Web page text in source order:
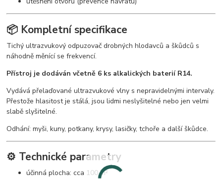
📦 Kompletní specifikace
Tichý ultrazvukový odpuzovač drobných hlodavců a škůdců s
náhodně měnící se frekvencí.
Přístroj je dodáván včetně 6 ks alkalických baterií R14.
Vydává přelaďované ultrazvukové vlny s nepravidelnými intervaly.
Přestože hlasitost je stálá, jsou lidmi neslyšitelné nebo jen velmi
slabě slyšitelné.
Odhání: myši, kuny, potkany, krysy, lasičky, tchoře a další škůdce.
⚙️ Technické parametry
účinná plocha: cca 100 m²